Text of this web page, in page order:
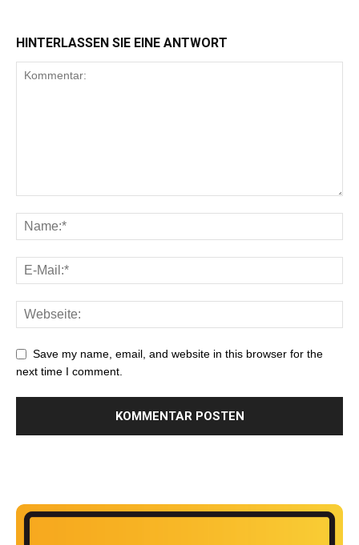
HINTERLASSEN SIE EINE ANTWORT
Save my name, email, and website in this browser for the
next time I comment.